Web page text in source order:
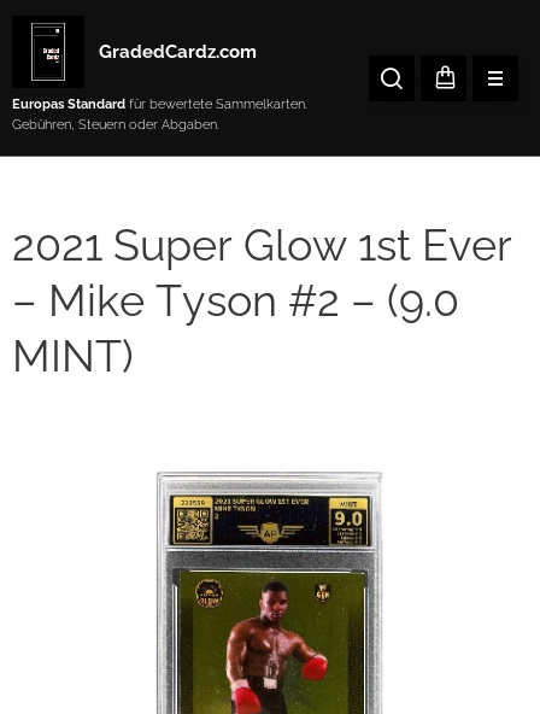
GradedCardz.com
Europas Standard für bewertete Sammelkarten.
Gebühren, Steuern oder Abgaben.
2021 Super Glow 1st Ever
– Mike Tyson #2 – (9.0
MINT)